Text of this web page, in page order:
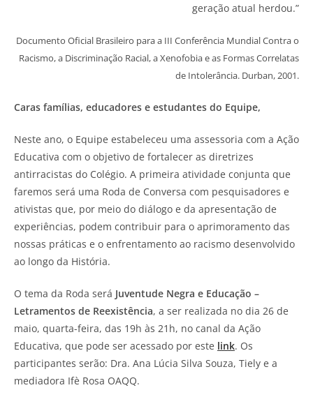
geração atual herdou.”
Documento Oficial Brasileiro para a III Conferência Mundial Contra o
Racismo, a Discriminação Racial, a Xenofobia e as Formas Correlatas
de Intolerância. Durban, 2001.
Caras famílias, educadores e estudantes do Equipe,
Neste ano, o Equipe estabeleceu uma assessoria com a Ação
Educativa com o objetivo de fortalecer as diretrizes
antirracistas do Colégio. A primeira atividade conjunta que
faremos será uma Roda de Conversa com pesquisadores e
ativistas que, por meio do diálogo e da apresentação de
experiências, podem contribuir para o aprimoramento das
nossas práticas e o enfrentamento ao racismo desenvolvido
ao longo da História.
O tema da Roda será Juventude Negra e Educação –
Letramentos de Reexistência, a ser realizada no dia 26 de
maio, quarta-feira, das 19h às 21h, no canal da Ação
Educativa, que pode ser acessado por este link. Os
participantes serão: Dra. Ana Lúcia Silva Souza, Tiely e a
mediadora Ifè Rosa OAQQ.